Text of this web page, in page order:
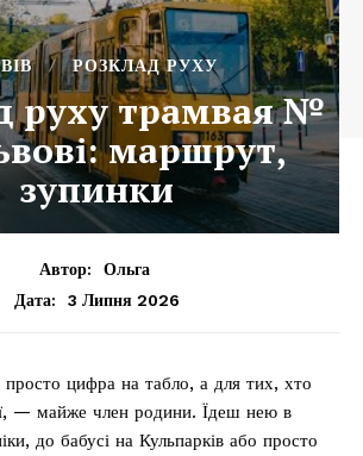
РОЗКЛАД РУХУ
руху трамвая №
маршрут,
зупинки
Автор:
Ольга
Дата:
3 Липня 2026
просто цифра на табло, а для тих, хто
— майже член родини. Їдеш нею в
до бабусі на Кульпарків або просто